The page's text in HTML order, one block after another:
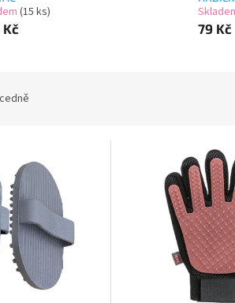
(15 ks)
79 Kč